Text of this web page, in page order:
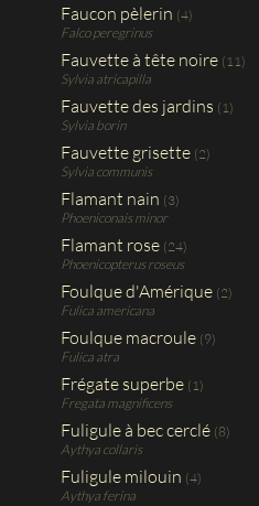
Faucon pèlerin (4)
Falco peregrinus
Fauvette à tête noire (11)
Sylvia atricapilla
Fauvette des jardins (1)
Sylvia borin
Fauvette grisette (2)
Sylvia communis
Flamant nain (3)
Phoeniconais minor
Flamant rose (24)
Phoenicopterus roseus
Foulque d'Amérique (2)
Fulica americana
Foulque macroule (9)
Fulica atra
Frégate superbe (1)
Fregata magnificens
Fuligule à bec cerclé (8)
Aythya collaris
Fuligule milouin (4)
Aythya ferina